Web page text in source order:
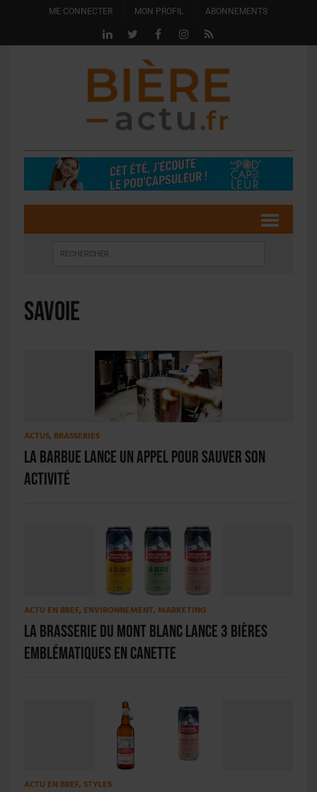
ME CONNECTER MON PROFIL ABONNEMENTS
savoie
ACTUS, BRASSERIES
La Barbue lance un appel pour sauver son
activité
ACTU EN BREF, ENVIRONNEMENT, MARKETING
La Brasserie du Mont Blanc lance 3 bières
emblématiques en canette
ACTU EN BREF, STYLES